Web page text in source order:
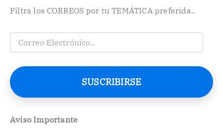
Filtra los CORREOS por tu TEMÁTICA preferida..
C
e
o
e
SUSCRIBIRSE
Aviso Importante